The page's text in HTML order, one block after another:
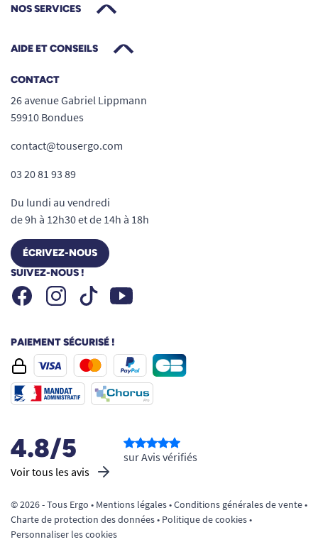
NOS SERVICES
AIDE ET CONSEILS
CONTACT
26 avenue Gabriel Lippmann
59910 Bondues
contact@tousergo.com
03 20 81 93 89
Du lundi au vendredi
de 9h à 12h30 et de 14h à 18h
ÉCRIVEZ-NOUS
SUIVEZ-NOUS !
FacebookInstagramTiktok Youtube
PAIEMENT SÉCURISÉ !
4.8/5
Voir tous les avis
sur Avis vérifiés
© 2026 - Tous Ergo • Mentions légales•Conditions générales de vente•
Charte de protection des données• Politique de cookies•
Personnaliser les cookies